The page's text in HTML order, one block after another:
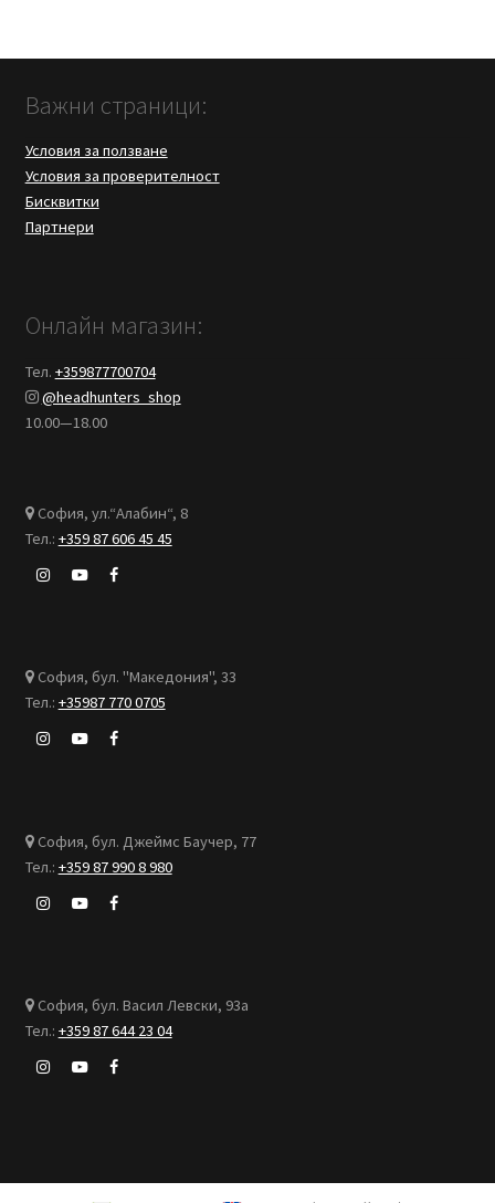
Важни страници:
Условия за ползване
Условия за проверителност
Бисквитки
Партнери
Онлайн магазин:
Тел. +359877700704
@headhunters_shop
10.00—18.00
София, ул.“Алабин“, 8
Тел.: +359 87 606 45 45
София, бул. "Македония", 33
Тел.: +35987 770 0705
София, бул. Джеймс Баучер, 77
Тел.: +359 87 990 8 980
София, бул. Васил Левски, 93а
Тел.: +359 87 644 23 04